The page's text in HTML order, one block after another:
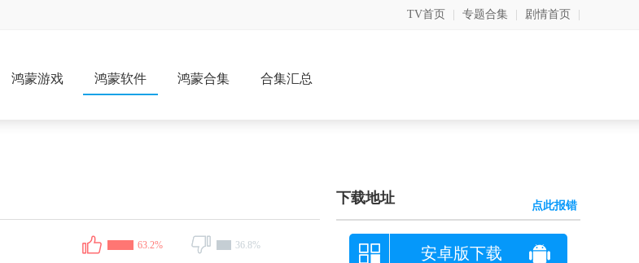
TV首页 专题合集 剧情首页
鸿蒙游戏 鸿蒙软件 鸿蒙合集 合集汇总
63.2% 36.8%
下载地址 点此报错
安卓版下载